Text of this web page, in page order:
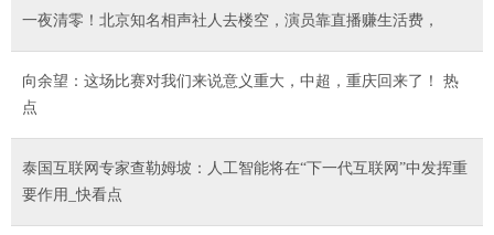
一夜清零！北京知名相声社人去楼空，演员靠直播赚生活费，
向余望：这场比赛对我们来说意义重大，中超，重庆回来了！ 热
点
泰国互联网专家查勒姆坡：人工智能将在“下一代互联网”中发挥重
要作用_快看点